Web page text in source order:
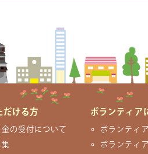
だける方
の受付について
ボランティア
ボランティ
ボランティ